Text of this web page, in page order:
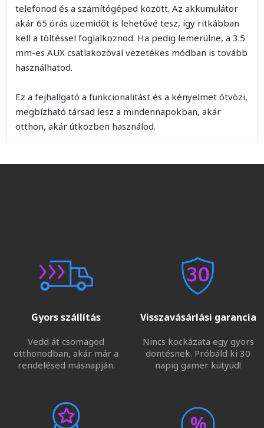
telefonod és a számítógéped között. Az akkumulátor
akár 65 órás üzemidőt is lehetővé tesz, így ritkábban
kell a töltéssel foglalkoznod. Ha pedig lemerülne, a 3.5
mm-es AUX csatlakozóval vezetékes módban is tovább
használhatod.
Ez a fejhallgató a funkcionalitást és a kényelmet ötvözi,
megbízható társad lesz a mindennapokban, akár
otthon, akár útközben használod.
Gyors szállítás
Vedd át csomagod
otthonodban, akár már a
rendelésed másnapján.
Visszavásárlási garancia
Nincs kockázata egy gyors
döntésnek. Próbáld ki 30
napig gamer kütyüd!